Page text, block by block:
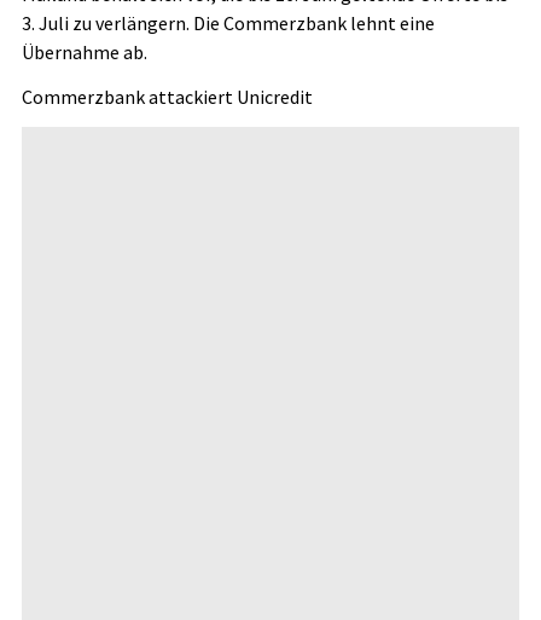
3. Juli zu verlängern. Die Commerzbank lehnt eine
Übernahme ab.
Commerzbank attackiert Unicredit